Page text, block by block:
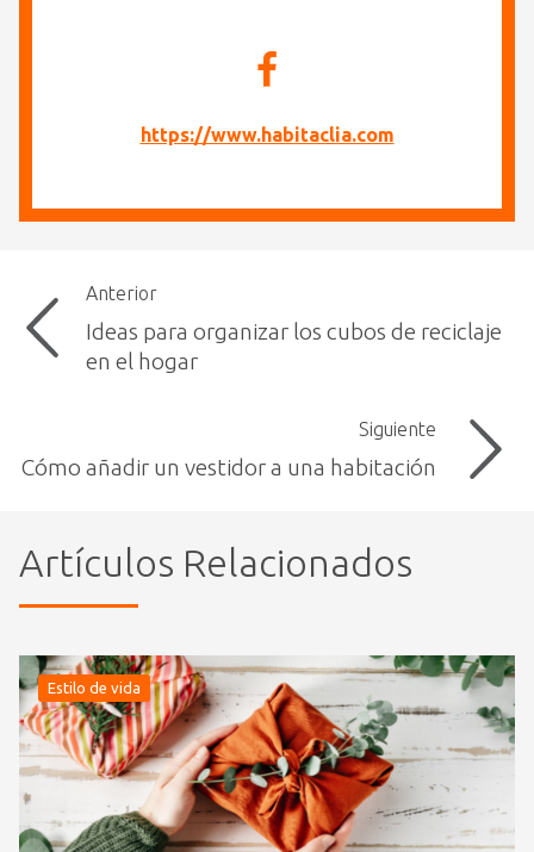
https://www.habitaclia.com
Anterior
Ideas para organizar los cubos de reciclaje
en el hogar
Siguiente
Cómo añadir un vestidor a una habitación
Artículos Relacionados
Estilo de vida